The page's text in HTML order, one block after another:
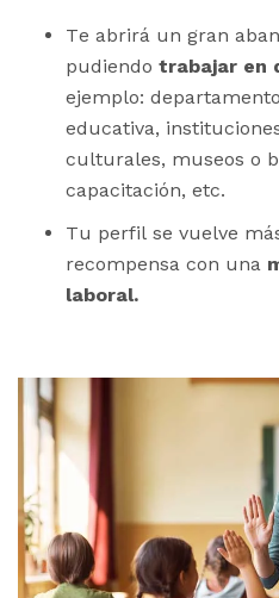
Te abrirá un gran
pudiendo trabajar en
ejemplo:
educativa,
culturales, museos o
capacitación, etc.
Tu perfil se vuelve
recompensa con una
laboral.